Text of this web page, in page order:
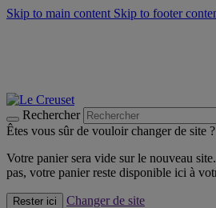
Skip to main content Skip to footer
Rechercher
Êtes vous sûr de vouloir changer de site ?
Votre panier sera vide sur le nouveau
pas, votre panier reste disponible ici à
Rester ici
Changer de site